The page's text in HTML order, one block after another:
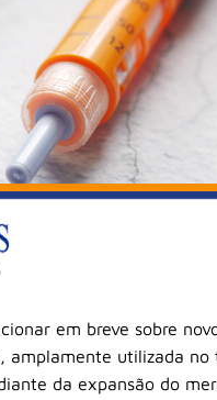
em breve sobre
amplamente utilizada
da expansão do